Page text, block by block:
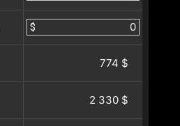
$
774 $
2 330 $